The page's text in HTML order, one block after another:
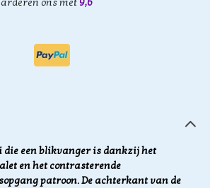
ons met 9,6
die een blikvanger is dankzij het
en het contrasterende
patroon. De achterkant van de